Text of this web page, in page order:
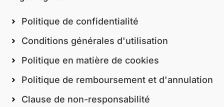
Politique de confidentialité
Conditions générales d'utilisation
Politique en matière de cookies
Politique de remboursement et d'annulation
Clause de non-responsabilité